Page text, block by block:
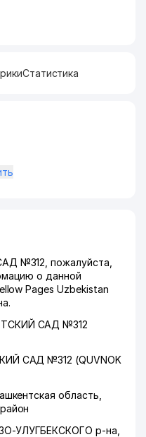
Статистика
№312, пожалуйста,
о данной
Pages Uzbekistan
САД №312
САД №312 (QUVNOK
область
УЛУГБЕКСКОГО р-на,